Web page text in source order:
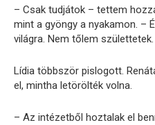
– Csak tudjátok – tettem
mint a gyöngy a nyakamon. –
világra. Nem tőlem születtetek.
Lídia többször pislogott.
el, mintha letörölték volna.
– Az intézetből hoztalak el